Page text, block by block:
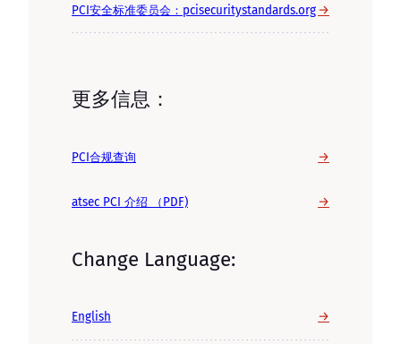
PCI安全标准委员会：pcisecuritystandards.org→
更多信息：
PCI合规查询 →
atsec PCI 介绍 （PDF) →
Change Language:
English →